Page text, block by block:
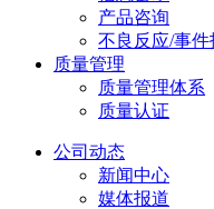
产品咨询
不良反应/事件
质量管理
质量管理体系
质量认证
公司动态
新闻中心
媒体报道